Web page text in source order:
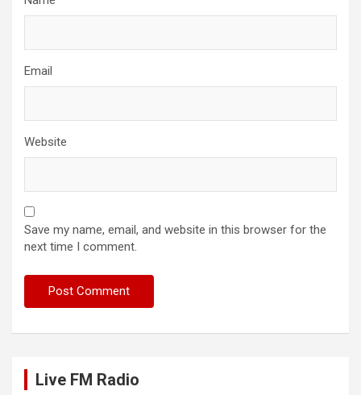
Email
Website
Save my name, email, and website in this browser for the
next time I comment.
Live FM Radio